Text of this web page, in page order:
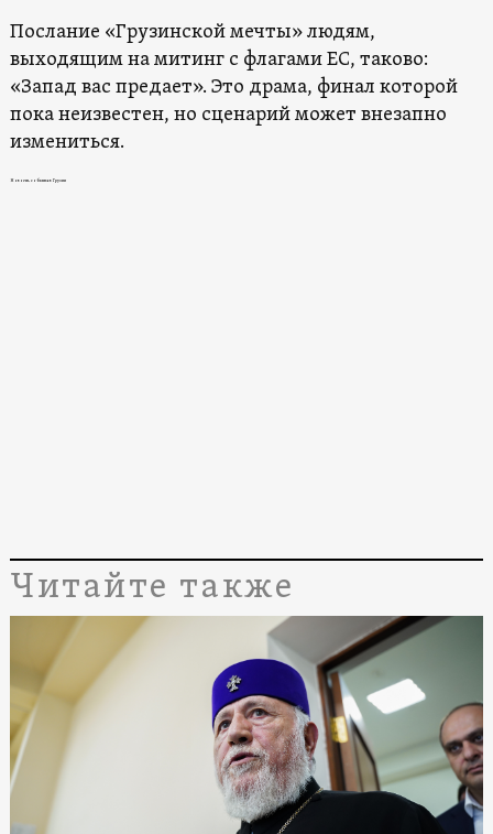
Послание «Грузинской мечты» людям,
выходящим на митинг с флагами ЕС, таково:
«Запад вас предает». Это драма, финал которой
пока неизвестен, но сценарий может внезапно
измениться.
Новости, события в Грузии
Читайте также